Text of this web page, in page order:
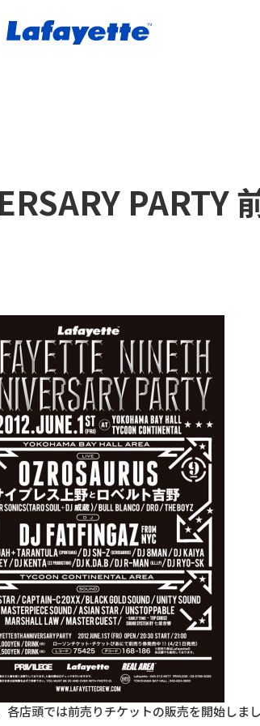
PARTY
各店頭では前売りチケットの販売を開始しま